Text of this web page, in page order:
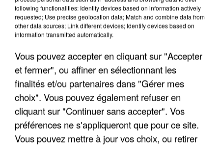
following functionalities: Identify devices based on information actively
requested; Use precise geolocation data; Match and combine data from
other data sources; Link different devices; Identify devices based on
information transmitted automatically.
Vous pouvez accepter en cliquant sur "Accepter
et fermer", ou affiner en sélectionnant les
finalités et/ou partenaires dans "Gérer mes
choix". Vous pouvez également refuser en
cliquant sur "Continuer sans accepter". Vos
préférences ne s'appliqueront que pour ce site.
Vous pouvez mettre à jour vos choix, ou retirer